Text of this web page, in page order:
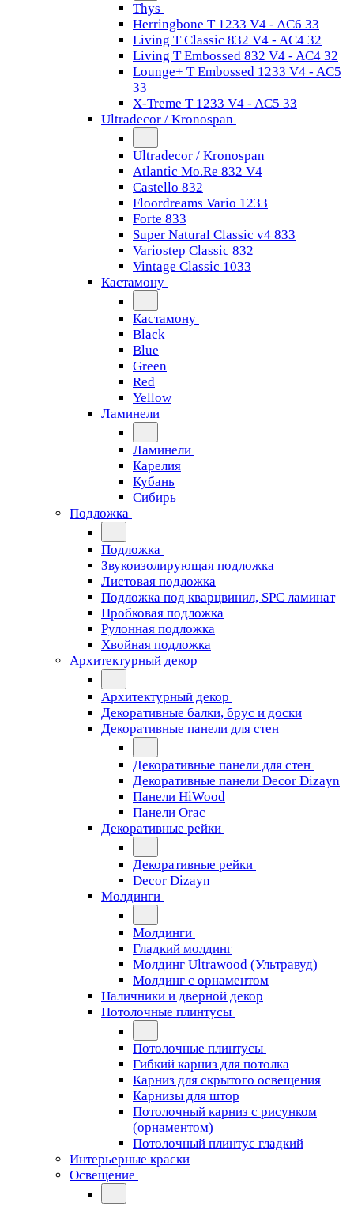
Thys
Herringbone T 1233 V4 - AC6 33
Living T Classic 832 V4 - AC4 32
Living T Embossed 832 V4 - AC4 32
Lounge+ T Embossed 1233 V4 - AC5
33
X-Treme T 1233 V4 - AC5 33
Ultradecor / Kronospan
Ultradecor / Kronospan
Atlantic Mo.Re 832 V4
Castello 832
Floordreams Vario 1233
Forte 833
Super Natural Classic v4 833
Variostep Classic 832
Vintage Classic 1033
Кастамону
Кастамону
Black
Blue
Green
Red
Yellow
Ламинели
Ламинели
Карелия
Кубань
Сибирь
Подложка
Подложка
Звукоизолирующая подложка
Листовая подложка
Подложка под кварцвинил, SPC ламинат
Пробковая подложка
Рулонная подложка
Хвойная подложка
Архитектурный декор
Архитектурный декор
Декоративные балки, брус и доски
Декоративные панели для стен
Декоративные панели для стен
Декоративные панели Decor Dizayn
Панели HiWood
Панели Orac
Декоративные рейки
Декоративные рейки
Decor Dizayn
Молдинги
Молдинги
Гладкий молдинг
Молдинг Ultrawood (Ультравуд)
Молдинг с орнаментом
Наличники и дверной декор
Потолочные плинтусы
Потолочные плинтусы
Гибкий карниз для потолка
Карниз для скрытого освещения
Карнизы для штор
Потолочный карниз с рисунком
(орнаментом)
Потолочный плинтус гладкий
Интерьерные краски
Освещение